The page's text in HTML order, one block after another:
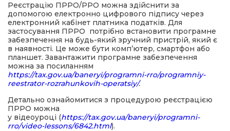
Реєстрацію ПРРО/РРО можна здійснити за
допомогою електронно цифрового підпису через
електронний кабінет платника податків. Для
застосування ПРРО потрібно встановити програмне
забезпечення на будь-який зручний пристрій, який є
в наявності. Це може бути комп’ютер, смартфон або
планшет. Завантажити програмне забезпечення
можна за посиланням
https://tax.gov.ua/baneryi/programni-rro/programniy-
reestrator-rozrahunkovih-operatsiy/.
Детально ознайомитися з процедурою реєстрацією
ПРРО можна
у відеоуроці (https://tax.gov.ua/baneryi/programni-
rro/video-lessons/6842.html).